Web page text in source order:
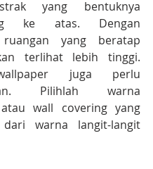
yang bentuknya
ke atas. Dengan
ruangan yang beratap
terlihat lebih tinggi.
juga perlu
Pilihlah warna
wall covering yang
warna langit-langit